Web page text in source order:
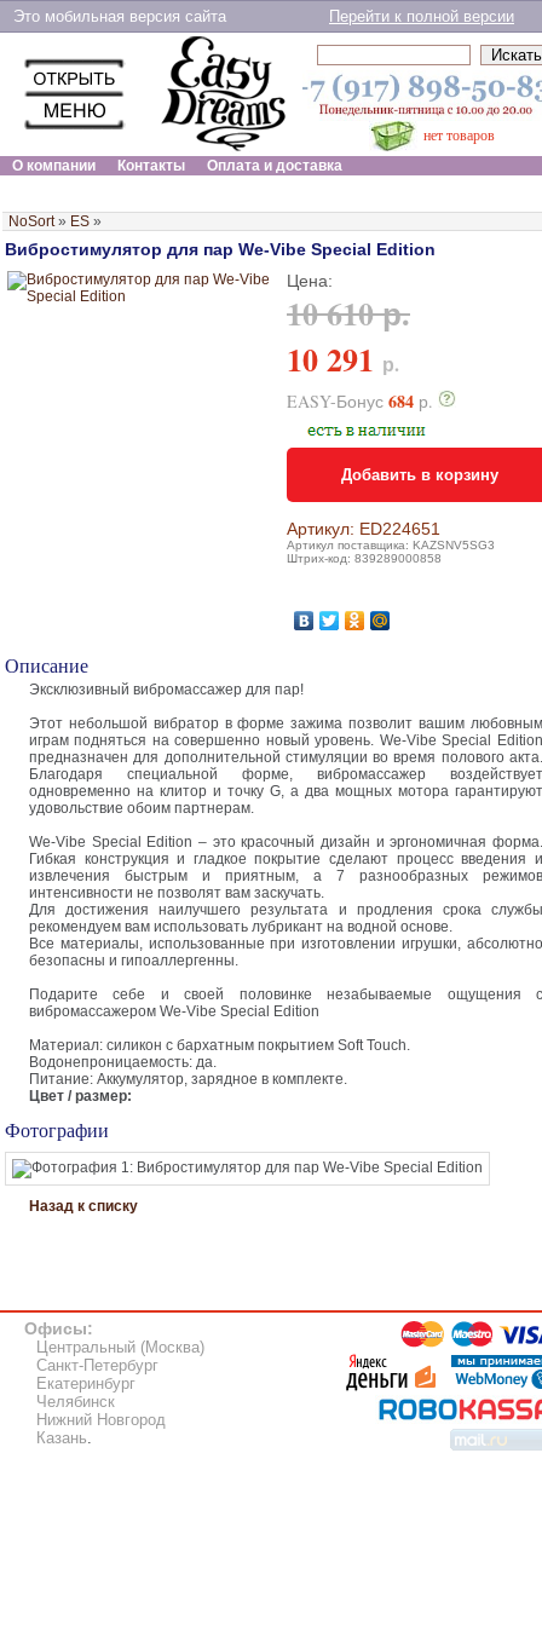
Это мобильная версия сайта Перейти к полной версии
нет товаров
О компании
Контакты Оплата и доставка
NoSort» ES »
Вибростимулятор для пар We-Vibe Special Edition
Цена:
10 610 р.
10 291 р.
EASY-Бонус 684 р.
Добавить в корзину
Артикул: ED224651
Артикул поставщика: KAZSNV5SG3
Штрих-код: 839289000858
Описание
Эксклюзивный вибромассажер для пар!
Этот небольшой вибратор в форме зажима позволит вашим любовным
играм подняться на совершенно новый уровень. We-Vibe Special Edition
предназначен для дополнительной стимуляции во время полового акта.
Благодаря специальной форме, вибромассажер воздействует
одновременно на клитор и точку G, а два мощных мотора гарантируют
удовольствие обоим партнерам.
We-Vibe Special Edition – это красочный дизайн и эргономичная форма.
Гибкая конструкция и гладкое покрытие сделают процесс введения и
извлечения быстрым и приятным, а 7 разнообразных режимов
интенсивности не позволят вам заскучать.
Для достижения наилучшего результата и продления срока службы
рекомендуем вам использовать лубрикант на водной основе.
Все материалы, использованные при изготовлении игрушки, абсолютно
безопасны и гипоаллергенны.
Подарите себе и своей половинке незабываемые ощущения с
вибромассажером We-Vibe Special Edition
Материал: силикон с бархатным покрытием Soft Touch.
Водонепроницаемость: да.
Питание: Аккумулятор, зарядное в комплекте.
Цвет / размер:
Фотографии
Назад к списку
Офисы:
Центральный (Москва)
Санкт-Петербург
Екатеринбург
Челябинск
Нижний Новгород
Казань.